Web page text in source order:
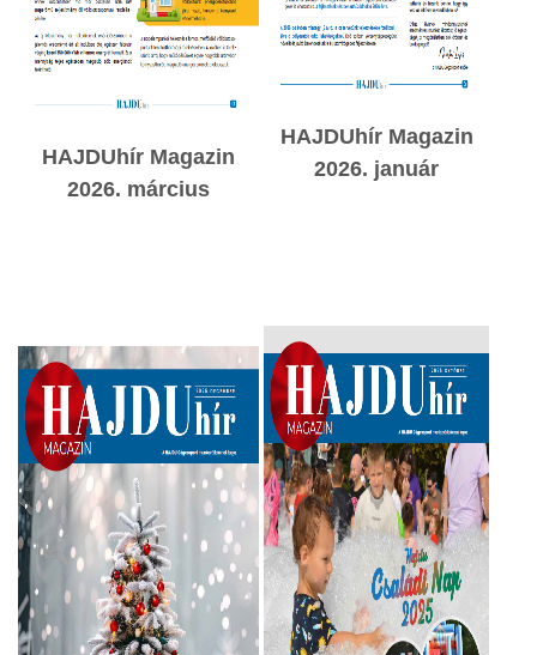
HAJDUhír Magazin
2026. március
HAJDUhír Magazin
2026. január